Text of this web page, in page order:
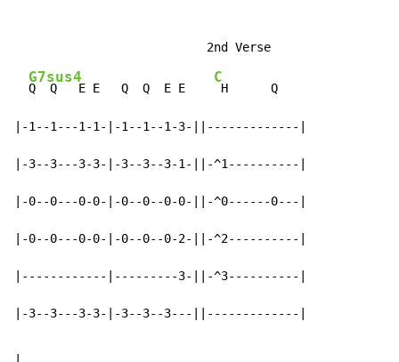
G7sus4
Q  Q   E E   Q  Q  E E
C
H      Q
|-1--1---1-1-|-1--1--1-3-||-------------|
|-3--3---3-3-|-3--3--3-1-||-^1----------|
|-0--0---0-0-|-0--0--0-0-||-^0------0---|
|-0--0---0-0-|-0--0--0-2-||-^2----------|
|------------|---------3-||-^3----------|
|-3--3---3-3-|-3--3--3---||-------------|